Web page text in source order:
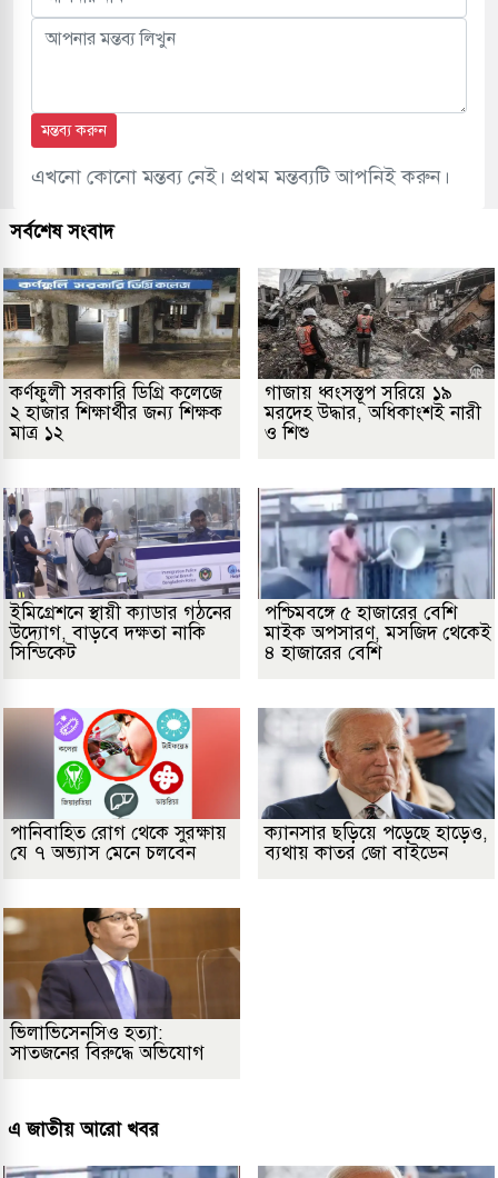
মন্তব্য করুন
এখনো কোনো মন্তব্য নেই। প্রথম মন্তব্যটি আপনিই করুন।
সর্বশেষ সংবাদ
কর্ণফুলী সরকারি ডিগ্রি কলেজে
২ হাজার শিক্ষার্থীর জন্য শিক্ষক
মাত্র ১২
গাজায় ধ্বংসস্তূপ সরিয়ে ১৯
মরদেহ উদ্ধার, অধিকাংশই নারী
ও শিশু
ইমিগ্রেশনে স্থায়ী ক্যাডার গঠনের
উদ্যোগ, বাড়বে দক্ষতা নাকি
সিন্ডিকেট
পশ্চিমবঙ্গে ৫ হাজারের বেশি
মাইক অপসারণ, মসজিদ থেকেই
৪ হাজারের বেশি
পানিবাহিত রোগ থেকে সুরক্ষায়
যে ৭ অভ্যাস মেনে চলবেন
ক্যানসার ছড়িয়ে পড়েছে হাড়েও,
ব্যথায় কাতর জো বাইডেন
ভিলাভিসেনসিও হত্যা:
সাতজনের বিরুদ্ধে অভিযোগ
এ জাতীয় আরো খবর